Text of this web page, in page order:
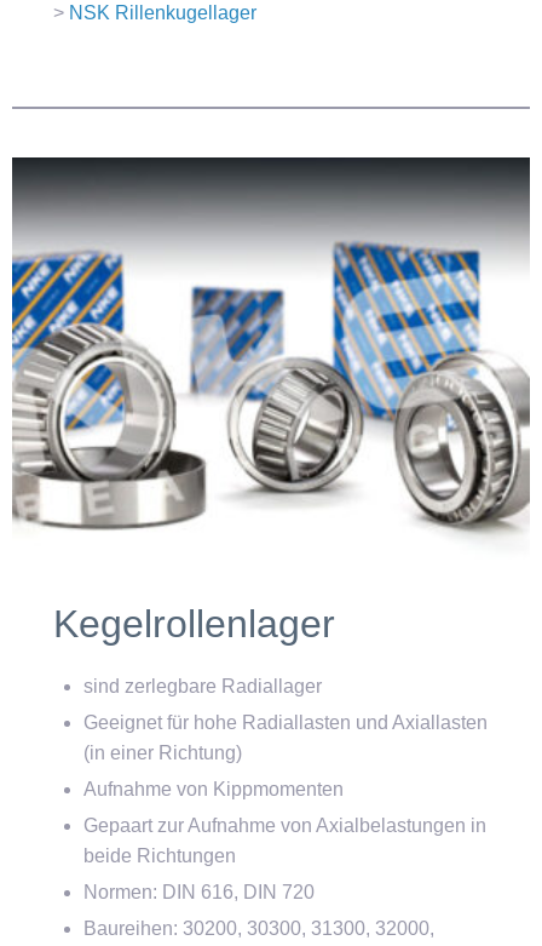
> NSK Rillenkugellager
Kegelrollenlager
sind zerlegbare Radiallager
Geeignet für hohe Radiallasten und Axiallasten
(in einer Richtung)
Aufnahme von Kippmomenten
Gepaart zur Aufnahme von Axialbelastungen in
beide Richtungen
Normen: DIN 616, DIN 720
Baureihen: 30200, 30300, 31300, 32000,